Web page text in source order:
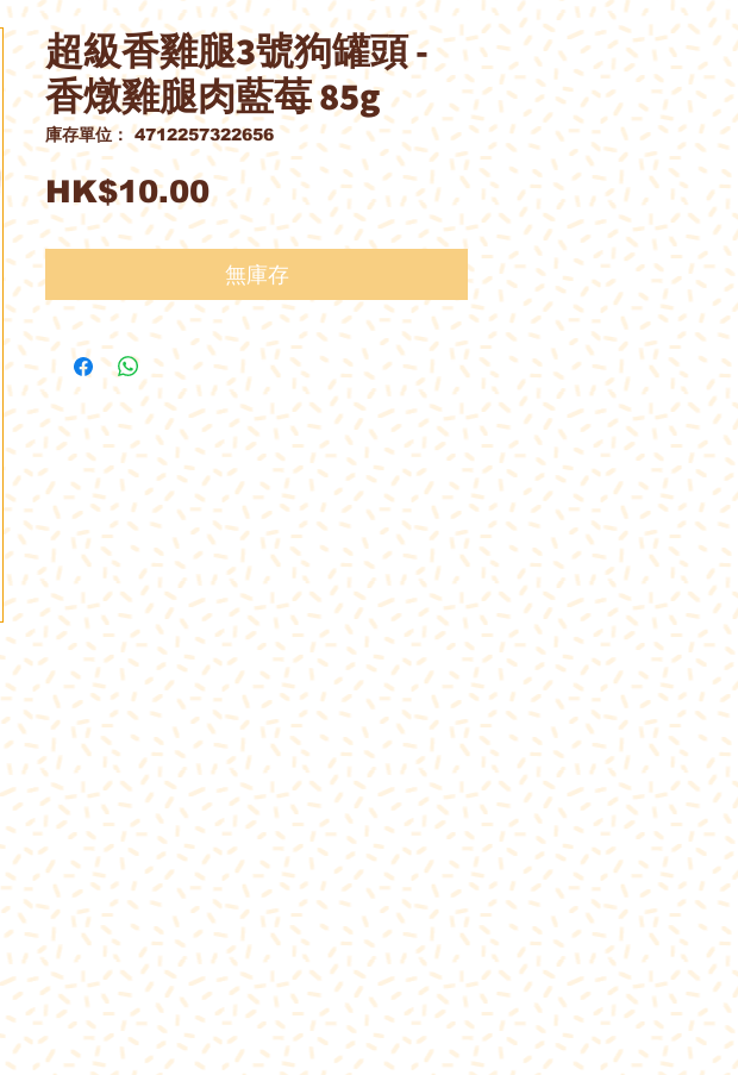
超級香雞腿3號狗罐頭 -
香燉雞腿肉藍莓 85g
庫存單位： 4712257322656
HK$10.00價
格
無庫存